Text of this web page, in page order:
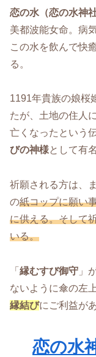
恋の水（恋の水神社
美都波能女命。病
この水を飲んで快
る。
1191年貴族の娘桜
たが、土地の住人
亡くなったという
びの神様として有名
祈願される方は、
の紙コップに願い
に供える。そして
いる。
「 縁むすび御守 」
ないように傘の左
縁結びにご利益が
恋の水